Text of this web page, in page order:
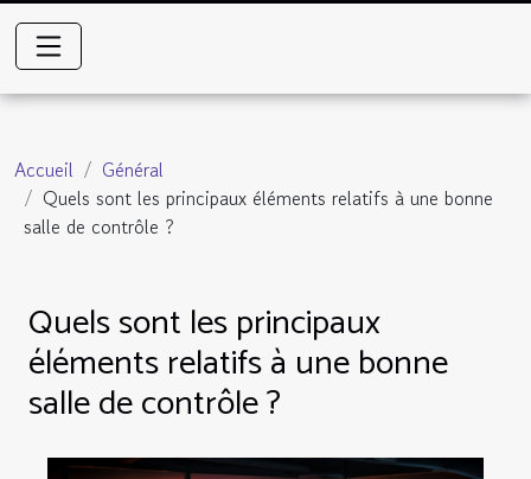
Accueil
Général
Quels sont les principaux éléments relatifs à une bonne
salle de contrôle ?
Quels sont les principaux
éléments relatifs à une bonne
salle de contrôle ?